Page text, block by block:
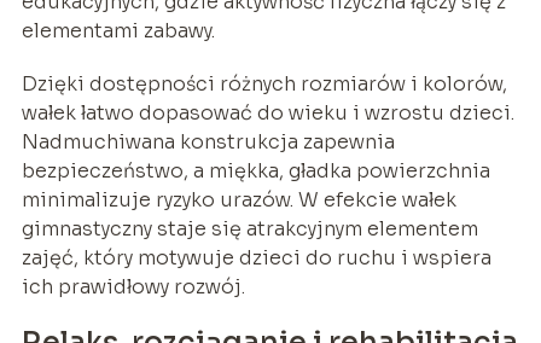
elementami zabawy.
Dzięki dostępności różnych rozmiarów i kolorów,
wałek łatwo dopasować do wieku i wzrostu dzieci.
Nadmuchiwana konstrukcja zapewnia
bezpieczeństwo, a miękka, gładka powierzchnia
minimalizuje ryzyko urazów. W efekcie wałek
gimnastyczny staje się atrakcyjnym elementem
zajęć, który motywuje dzieci do ruchu i wspiera
ich prawidłowy rozwój.